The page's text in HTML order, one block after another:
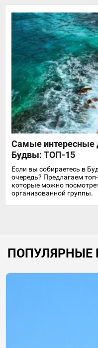
английскому языку.
Самые интересные
Будвы: ТОП-15
Если вы собираетесь в
очередь? Предлагаем
которые можно
организованной группы.
ПОПУЛЯРНЫЕ